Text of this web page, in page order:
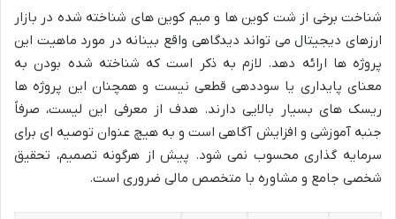
شناخت برخی از شت کوین ها و میم کوین های شناخته شده در بازار
ارزهای دیجیتال می تواند دیدگاهی واقع بینانه در مورد ماهیت این
پروژه ها ارائه دهد. لازم به ذکر است که شناخته شده بودن به
معنای پایداری یا سوددهی قطعی نیست و همچنان این پروژه ها
ریسک های بسیار بالایی دارند. هدف از معرفی این لیست، صرفاً
جنبه آموزشی و افزایش آگاهی است و به هیچ عنوان توصیه ای برای
سرمایه گذاری محسوب نمی شود. پیش از هرگونه تصمیم، تحقیق
شخصی جامع و مشاوره با متخصص مالی ضروری است.